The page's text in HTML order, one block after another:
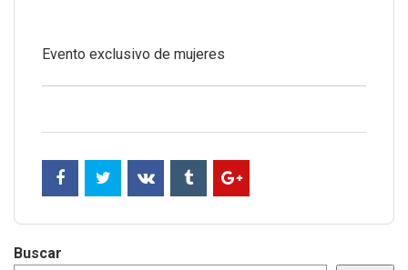
Evento exclusivo de mujeres
Buscar